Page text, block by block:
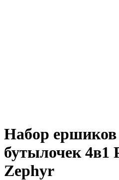
Набор
бутылочек 4в1
Zephyr